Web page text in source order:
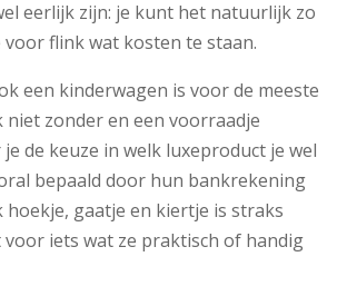
eerlijk zijn: je kunt het natuurlijk zo
flink wat kosten te staan.
een kinderwagen is voor de meeste
zonder en een voorraadje
de keuze in welk luxeproduct je wel
bepaald door hun bankrekening
gaatje en kiertje is straks
iets wat ze praktisch of handig